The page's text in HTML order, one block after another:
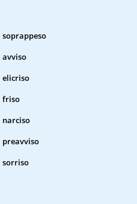
soprappeso
avviso
elicriso
friso
narciso
preavviso
sorriso